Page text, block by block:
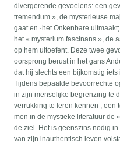
divergerende gevoelens: een
tremendum », de mysterieuse
gaat en ·het Onkenbare
het « mysterium fascinans », de
op hem uitoefent. Deze twee
oorsprong berust in het gans
dat hij slechts een bijkomstig
Tijdens bepaalde bevoorrechte
in zijn menselijke begrenzing te
verrukking te leren kennen , een
men in de mystieke literatuur de
de ziel. Het is geenszins nodig
van zijn inauthentisch leven